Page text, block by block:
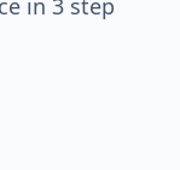
in 3 step